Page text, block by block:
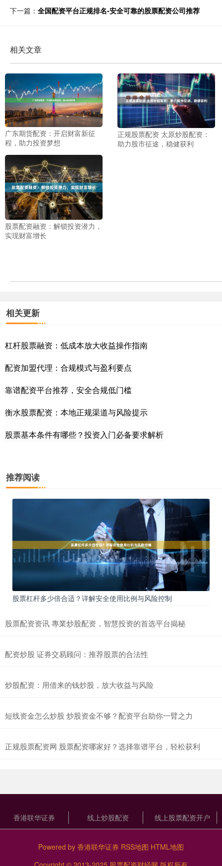
下一篇： 全国配资平台正规排名-安全可靠的股票配资公司推荐
相关文章
广东期货配资：开启财富新征
程，助力投资梦想
正规股票配资 太原炒股配资：
助力股市征途，稳健获利
股票配资融资：解锁投资潜力，
实现财富增长
相关更新
杠杆股票融资：低成本放大收益操作指南
配资加盟代理：合规模式与盈利要点
靠谱配资平台推荐，安全合规低门槛
衡水股票配资：本地正规渠道与风险提示
股票基本条件有哪些？投资入门必备要求解析
推荐阅读
股票杠杆多少倍合适？详解安全使用比例与风险控制
股票配资资讯 專業炒股配资，智慧投资的首选平台揭秘
配资炒股 证券交易顾问：推荐股票的合法性
炒股配资：用借来的钱炒股，放大收益与风险
短线资金怎么炒股 炒股资金不够？配资平台助你一臂之力
正规股票配资网 股票配资哪家好？选择靠谱平台，轻松获利
香港联华证券 线上炒股配资 线上股票配资开户
Powered by 香港联华证券 RSS地图 HTML地图